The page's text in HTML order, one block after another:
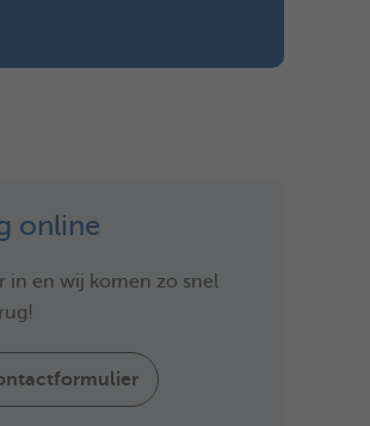
online
in en wij komen zo snel